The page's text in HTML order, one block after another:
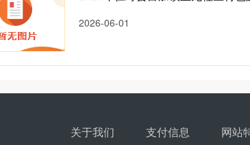
2026-06-01
关于我们 支付信息 网站